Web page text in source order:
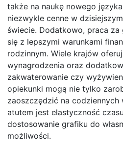
także na naukę nowego
niezwykle cenne w
świecie. Dodatkowo, praca
się z lepszymi warunkami
rodzinnym. Wiele krajów
wynagrodzenia oraz
zakwaterowanie czy
opiekunki mogą nie tylko
zaoszczędzić na codziennych
atutem jest elastyczność
dostosowanie grafiku do
możliwości.